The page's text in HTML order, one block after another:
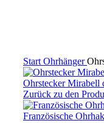
Start Ohrhänger
Ohrstecker Mirabell
Zurück zu den
Französische